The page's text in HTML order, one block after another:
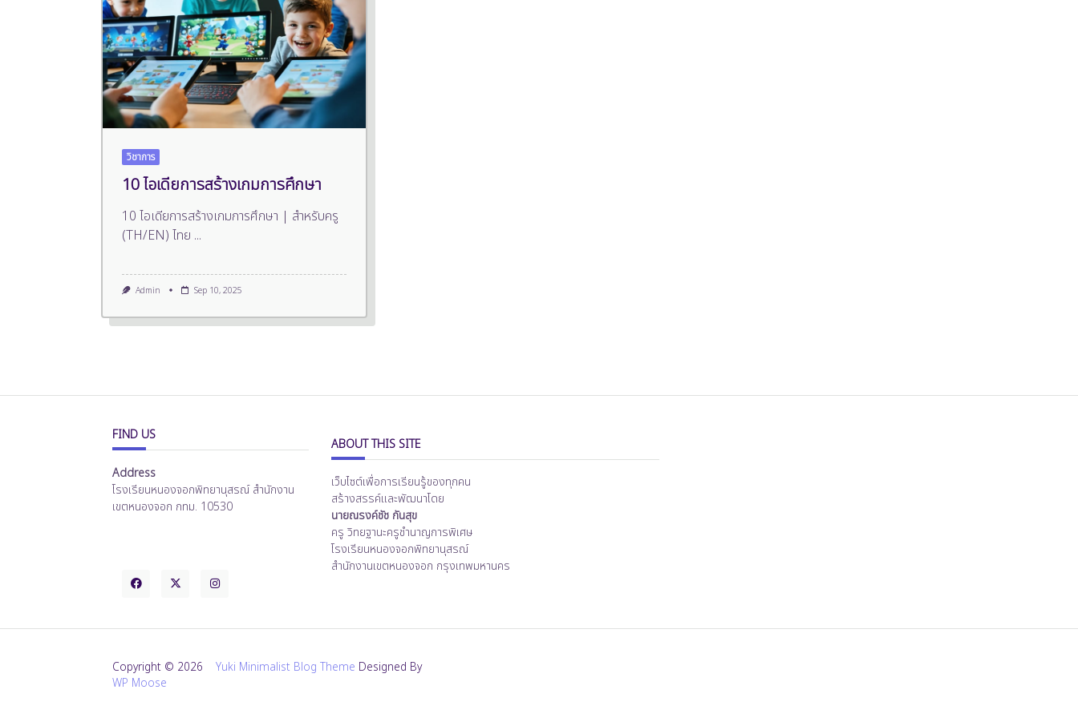
วิชาการ
10 ไอเดียการสร้างเกมการศึกษา
10 ไอเดียการสร้างเกมการศึกษา | สำหรับครู
(TH/EN) ไทย ...
Admin Sep 10, 2025
FIND US
Address
โรงเรียนหนองจอกพิทยานุสรณ์ สำนักงาน
เขตหนองจอก กทม. 10530
ABOUT THIS SITE
เว็บไซต์เพื่อการเรียนรู้ของทุกคน
สร้างสรรค์และพัฒนาโดย
นายณรงค์ชัช กันสุข
ครู วิทยฐานะครูชำนาญการพิเศษ
โรงเรียนหนองจอกพิทยานุสรณ์
สำนักงานเขตหนองจอก กรุงเทพมหานคร
Copyright © 2026 Yuki Minimalist Blog Theme Designed By
WP Moose